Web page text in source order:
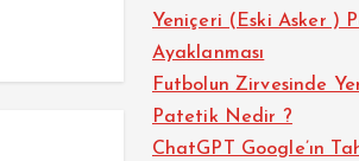
Yeniçeri (Eski Asker )
Ayaklanması
Futbolun Zirvesinde
Patetik Nedir ?
ChatGPT Google’ın